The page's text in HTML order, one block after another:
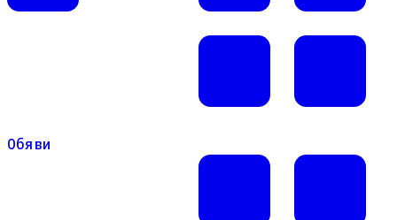
Обяви